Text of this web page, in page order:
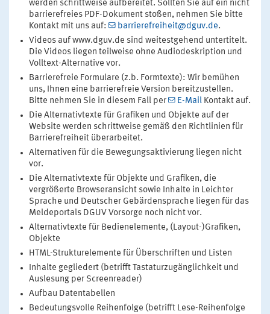
werden schrittweise aufbereitet. Sollten Sie auf ein nicht
barrierefreies PDF-Dokument stoßen, nehmen Sie bitte
Kontakt mit uns auf:
barrierefreiheit@dguv.de.
Videos auf www.dguv.de sind weitestgehend untertitelt.
Die Videos liegen teilweise ohne Audiodeskription und
Volltext-Alternative vor.
Barrierefreie Formulare (z.b. Formtexte): Wir bemühen
uns, Ihnen eine barrierefreie Version bereitzustellen.
Bitte nehmen Sie in diesem Fall per
E-MailKontakt auf.
Die Alternativtexte für Grafiken und Objekte auf der
Website werden schrittweise gemäß den Richtlinien für
Barrierefreiheit überarbeitet.
Alternativen für die Bewegungsaktivierung liegen nicht
vor.
Die Alternativtexte für Objekte und Grafiken, die
vergrößerte Browseransicht sowie Inhalte in Leichter
Sprache und Deutscher Gebärdensprache liegen für das
Meldeportals DGUV Vorsorge noch nicht vor.
Alternativtexte für Bedienelemente, (Layout-)Grafiken,
Objekte
HTML-Strukturelemente für Überschriften und Listen
Inhalte gegliedert (betrifft Tastaturzugänglichkeit und
Auslesung per Screenreader)
Aufbau Datentabellen
Bedeutungsvolle Reihenfolge (betrifft Lese-Reihenfolge